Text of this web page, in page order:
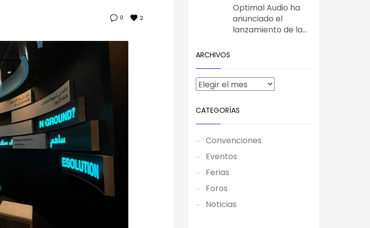
0 2
Optimal Audio ha
anunciado el
lanzamiento de la...
ARCHIVOS
CATEGORÍAS
Convenciones
Eventos
Ferias
Foros
Noticias